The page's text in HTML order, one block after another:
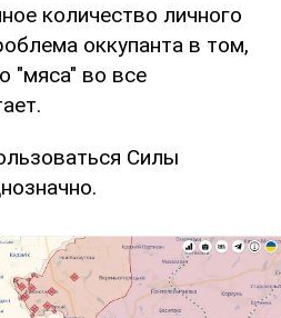
количество личного
оккупанта в том,
"мяса" во все
Силы